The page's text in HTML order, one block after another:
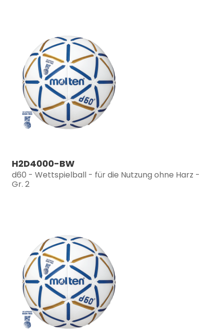
H2D4000-BW
d60 - Wettspielball - für die Nutzung ohne Harz -
Gr. 2